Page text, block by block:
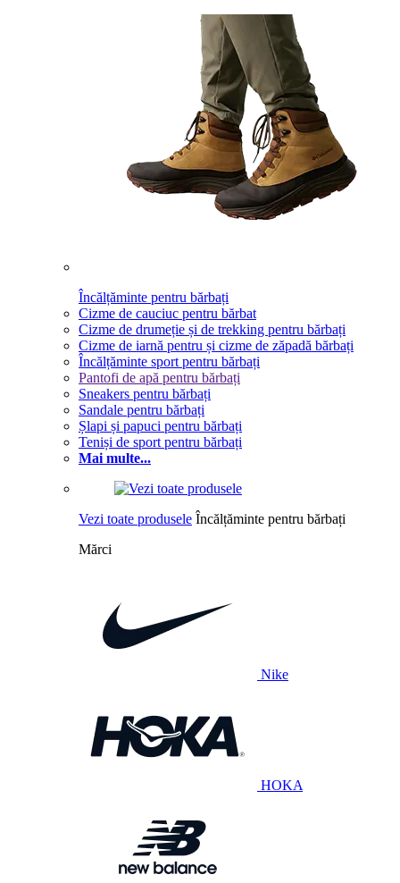
Încălțăminte pentru bărbați
Cizme de cauciuc pentru bărbat
Cizme de drumeție și de trekking pentru bărbați
Cizme de iarnă pentru și cizme de zăpadă bărbați
Încălțăminte sport pentru bărbați
Pantofi de apă pentru bărbați
Sneakers pentru bărbați
Sandale pentru bărbați
Șlapi și papuci pentru bărbați
Teniși de sport pentru bărbați
Mai multe...
Vezi toate produsele Încălțăminte pentru bărbați
Mărci
Nike
HOKA